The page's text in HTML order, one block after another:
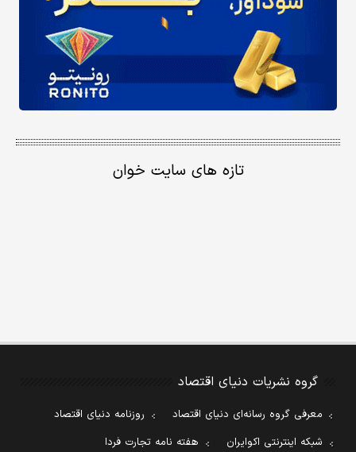
تازه های سایت خوان
گروه نشریات دنیای اقتصاد
معرفی گروه رسانه‌ای دنیای اقتصاد
روزنامه دنیای اقتصاد
شبکه اینترنتی اکوایران
هفته نامه تجارت فردا